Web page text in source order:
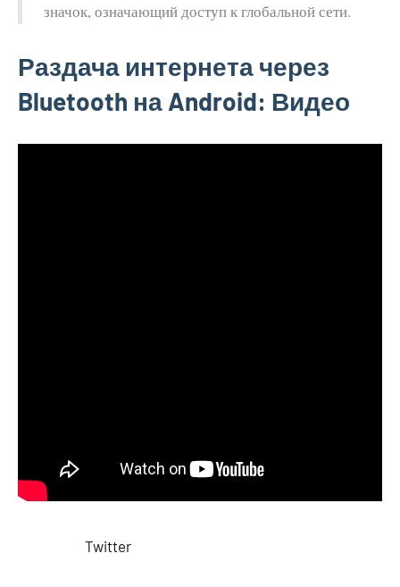
значок, означающий доступ к глобальной сети.
Раздача интернета через
Bluetooth на Android: Видео
Twitter